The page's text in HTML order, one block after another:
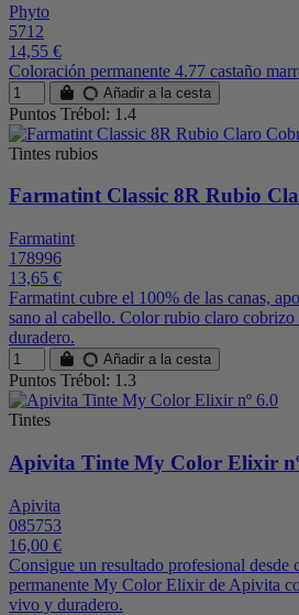
Phyto
5712
14,55 €
Coloración permanente 4.77 castaño
Añadir a la cesta
Puntos Trébol: 1.4
Tintes rubios
Farmatint Classic 8R Rubio
Farmatint
178996
13,65 €
Farmatint cubre el 100% de las canas,
sano al cabello. Color rubio claro
duradero.
Añadir a la cesta
Puntos Trébol: 1.3
Tintes
Apivita Tinte My Color Elixir
Apivita
085753
16,00 €
Consigue un resultado profesional desde
permanente My Color Elixir de Apivita
vivo y duradero.